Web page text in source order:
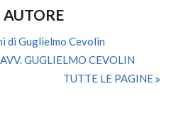
AUTORE
di Guglielmo Cevolin
GUGLIELMO CEVOLIN
TUTTE LE PAGINE